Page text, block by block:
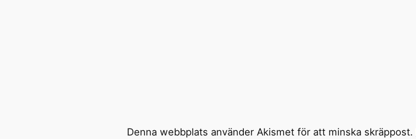
Denna webbplats använder Akismet för att minska skräppost.